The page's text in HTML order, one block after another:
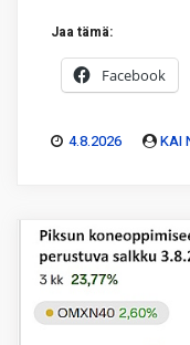
Jaa tämä:
Facebook
4.8.2026 KAI